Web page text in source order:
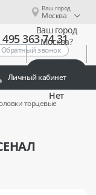
Ваш город
Москва
Ваш город
Москва?
Нет
495 363 74 31
Обратный звонок
Личный кабинет
торцевые